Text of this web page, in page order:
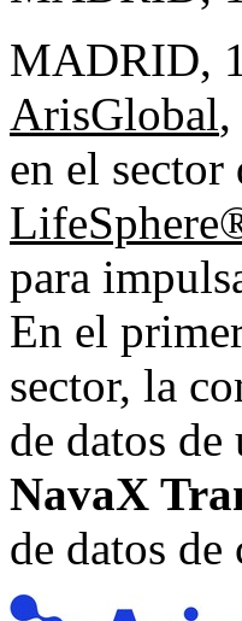
MADRID,
ArisGlobal
en el sector
para
En el
sector, la
de datos
NavaX
de datos de